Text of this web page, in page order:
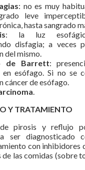
: no es muy
leve
hasta sangrado
: la luz
disfagia; a veces
del mismo.
de Barrett:
en esófago. Si no se
cáncer de esófago.
Y TRATAMIENTO
pirosis y reflujo
ser diagnosticado
con inhibidores
las comidas (sobre